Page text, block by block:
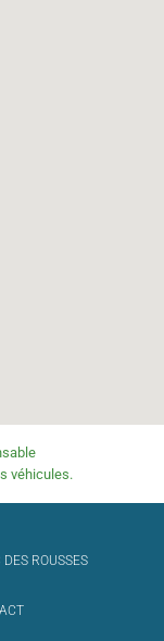
véhicules.
ROUSSES